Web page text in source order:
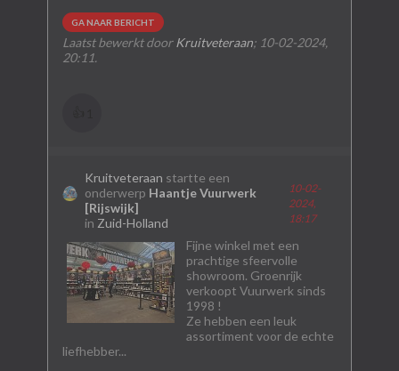
GA NAAR BERICHT
Laatst bewerkt doorKruitveteraan; 10-02-2024,
20:11.
Kruitveteraan startte een
onderwerp Haantje Vuurwerk
[Rijswijk]
in Zuid-Holland
10-02-
2024,
18:17
Fijne winkel met een
prachtige sfeervolle
showroom. Groenrijk
verkoopt Vuurwerk sinds
1998 !
Ze hebben een leuk
assortiment voor de echte
liefhebber...